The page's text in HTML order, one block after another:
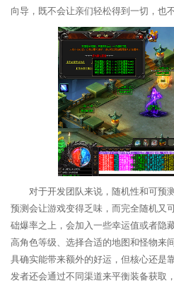
向导，既不会让亲们轻松得到一切，也
对于开发团队来说，随机性和可预
预测会让游戏变得乏味，而完全随机又
础爆率之上，会加入一些幸运值或者隐
高角色等级、选择合适的地图和怪物来
具确实能带来额外的好运，但核心还是
发者还会通过不同渠道来平衡装备获取